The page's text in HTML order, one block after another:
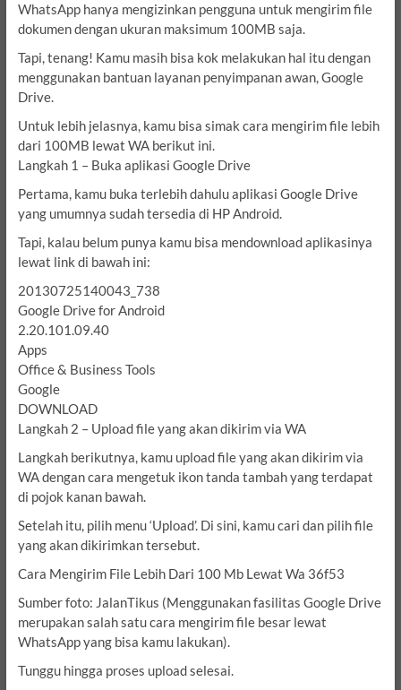
WhatsApp hanya mengizinkan pengguna untuk mengirim file
dokumen dengan ukuran maksimum 100MB saja.
Tapi, tenang! Kamu masih bisa kok melakukan hal itu dengan
menggunakan bantuan layanan penyimpanan awan, Google
Drive.
Untuk lebih jelasnya, kamu bisa simak cara mengirim file lebih
dari 100MB lewat WA berikut ini.
Langkah 1 – Buka aplikasi Google Drive
Pertama, kamu buka terlebih dahulu aplikasi Google Drive
yang umumnya sudah tersedia di HP Android.
Tapi, kalau belum punya kamu bisa mendownload aplikasinya
lewat link di bawah ini:
20130725140043_738
Google Drive for Android
2.20.101.09.40
Apps
Office & Business Tools
Google
DOWNLOAD
Langkah 2 – Upload file yang akan dikirim via WA
Langkah berikutnya, kamu upload file yang akan dikirim via
WA dengan cara mengetuk ikon tanda tambah yang terdapat
di pojok kanan bawah.
Setelah itu, pilih menu ‘Upload’. Di sini, kamu cari dan pilih file
yang akan dikirimkan tersebut.
Cara Mengirim File Lebih Dari 100 Mb Lewat Wa 36f53
Sumber foto: JalanTikus (Menggunakan fasilitas Google Drive
merupakan salah satu cara mengirim file besar lewat
WhatsApp yang bisa kamu lakukan).
Tunggu hingga proses upload selesai.